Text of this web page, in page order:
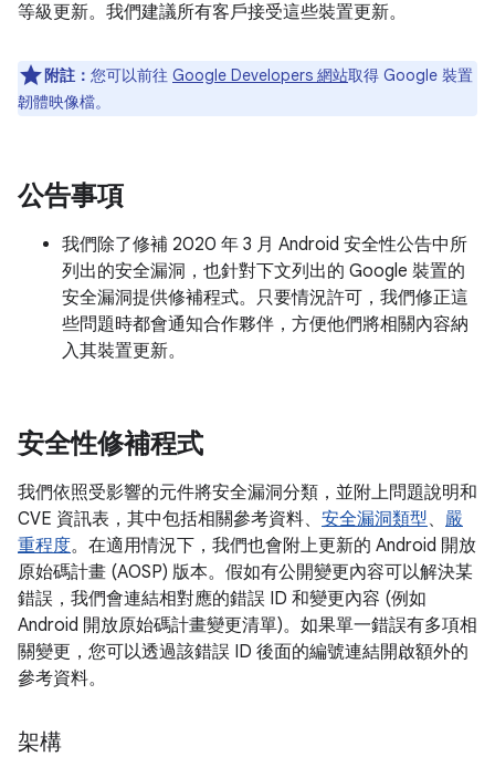
等級更新。我們建議所有客戶接受這些裝置更新。
附註： 您可以前往 Google Developers 網站取得 Google 裝置
韌體映像檔。
公告事項
我們除了修補 2020 年 3 月 Android 安全性公告中所
列出的安全漏洞，也針對下文列出的 Google 裝置的
安全漏洞提供修補程式。只要情況許可，我們修正這
些問題時都會通知合作夥伴，方便他們將相關內容納
入其裝置更新。
安全性修補程式
我們依照受影響的元件將安全漏洞分類，並附上問題說明和
CVE 資訊表，其中包括相關參考資料、 安全漏洞類型、 嚴
重程度。在適用情況下，我們也會附上更新的 Android 開放
原始碼計畫 (AOSP) 版本。假如有公開變更內容可以解決某
錯誤，我們會連結相對應的錯誤 ID 和變更內容 (例如
Android 開放原始碼計畫變更清單)。如果單一錯誤有多項相
關變更，您可以透過該錯誤 ID 後面的編號連結開啟額外的
參考資料。
架構